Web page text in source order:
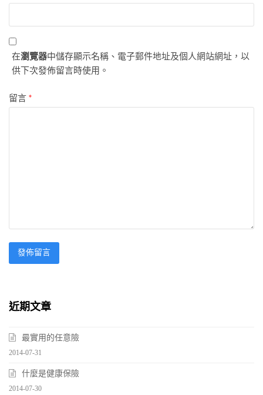
在瀏覽器中儲存顯示名稱、電子郵件地址及個人網站網址，以
供下次發佈留言時使用。
留言 *
近期文章
最實用的任意險
2014-07-31
什麼是健康保險
2014-07-30